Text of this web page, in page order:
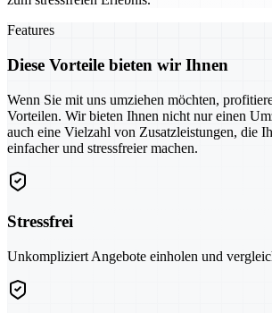
Features
Diese Vorteile bieten wir Ihnen
Wenn Sie mit uns umziehen möchten,
Vorteilen. Wir bieten Ihnen nicht nur einen
auch eine Vielzahl von Zusatzleistungen, die
einfacher und stressfreier machen.
Stressfrei
Unkompliziert Angebote einholen und